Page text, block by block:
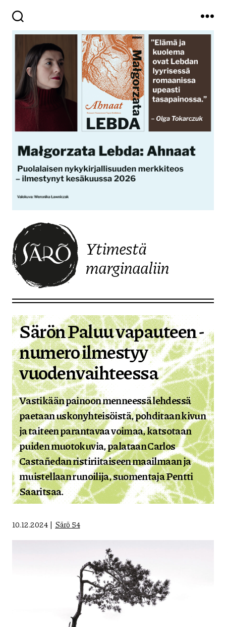
Ytimestä
marginaaliin
Särön Paluu vapauteen -
numero ilmestyy
vuodenvaihteessa
Vastikään painoon menneessä lehdessä
paetaan uskonyhteisöistä, pohditaan kivun
ja taiteen parantavaa voimaa, katsotaan
puiden muotokuvia, palataan Carlos
Castañedan ristiriitaiseen maailmaan ja
muistellaan runoilija, suomentaja Pentti
Saaritsaa.
10.12.2024 Särö 54